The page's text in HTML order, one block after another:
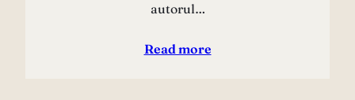
autorul…
Read more